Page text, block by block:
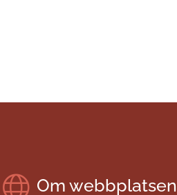
Om webbplatsen